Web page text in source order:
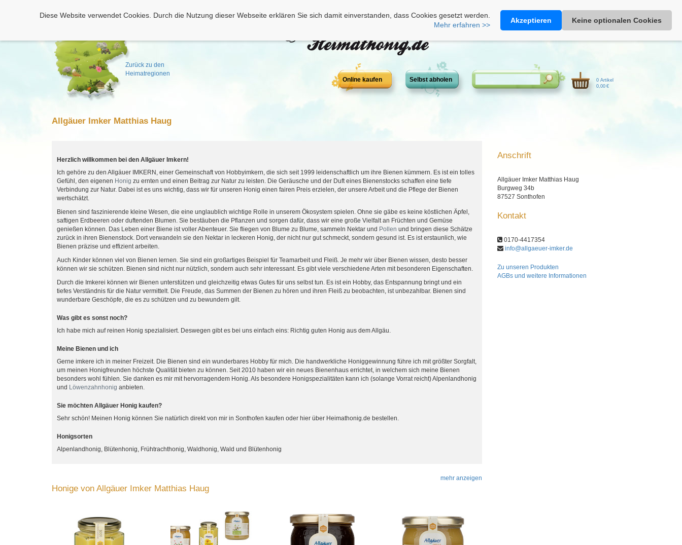
Zurück zu den
Heimatregionen
Heimathonig auf Facebook|Kunden-Login|Warenkorb
Diese Website verwendet Cookies. Durch die Nutzung dieser Webseite erklären Sie sich damit einverstanden, dass Cookies gesetzt werden.
Mehr erfahren >>
Akzeptieren Keine optionalen Cookies
Online kaufen Selbst abholen
0 Artikel
0,00 €
Allgäuer Imker Matthias Haug
Herzlich willkommen bei den Allgäuer Imkern!
Ich gehöre zu den Allgäuer IMKERN, einer Gemeinschaft von Hobbyimkern, die sich seit 1999 leidenschaftlich um ihre Bienen kümmern. Es ist ein tolles
Gefühl, den eigenen Honig zu ernten und einen Beitrag zur Natur zu leisten. Die Geräusche und der Duft eines Bienenstocks schaffen eine tiefe
Verbindung zur Natur. Dabei ist es uns wichtig, dass wir für unseren Honig einen fairen Preis erzielen, der unsere Arbeit und die Pflege der Bienen
wertschätzt.
Bienen sind faszinierende kleine Wesen, die eine unglaublich wichtige Rolle in unserem Ökosystem spielen. Ohne sie gäbe es keine köstlichen Äpfel,
saftigen Erdbeeren oder duftenden Blumen. Sie bestäuben die Pflanzen und sorgen dafür, dass wir eine große Vielfalt an Früchten und Gemüse
genießen können. Das Leben einer Biene ist voller Abenteuer. Sie fliegen von Blume zu Blume, sammeln Nektar und Pollen und bringen diese Schätze
zurück in ihren Bienenstock. Dort verwandeln sie den Nektar in leckeren Honig, der nicht nur gut schmeckt, sondern gesund ist. Es ist erstaunlich, wie
Bienen präzise und effizient arbeiten.
Auch Kinder können viel von Bienen lernen. Sie sind ein großartiges Beispiel für Teamarbeit und Fleiß. Je mehr wir über Bienen wissen, desto besser
können wir sie schützen. Bienen sind nicht nur nützlich, sondern auch sehr interessant. Es gibt viele verschiedene Arten mit besonderen Eigenschaften.
Durch die Imkerei können wir Bienen unterstützen und gleichzeitig etwas Gutes für uns selbst tun. Es ist ein Hobby, das Entspannung bringt und ein
tiefes Verständnis für die Natur vermittelt. Die Freude, das Summen der Bienen zu hören und ihren Fleiß zu beobachten, ist unbezahlbar. Bienen sind
wunderbare Geschöpfe, die es zu schützen und zu bewundern gilt.
Was gibt es sonst noch?
Ich habe mich auf reinen Honig spezialisiert. Deswegen gibt es bei uns einfach eins: Richtig guten Honig aus dem Allgäu.
Meine Bienen und ich
Gerne imkere ich in meiner Freizeit. Die Bienen sind ein wunderbares Hobby für mich. Die handwerkliche Honiggewinnung führe ich mit größter Sorgfalt,
um meinen Honigfreunden höchste Qualität bieten zu können. Seit 2010 haben wir ein neues Bienenhaus errichtet, in welchem sich meine Bienen
besonders wohl fühlen. Sie danken es mir mit hervorragendem Honig. Als besondere Honigspezialitäten kann ich (solange Vorrat reicht) Alpenlandhonig
und Löwenzahnhonig anbieten.
Sie möchten Allgäuer Honig kaufen?
Sehr schön! Meinen Honig können Sie natürlich direkt von mir in Sonthofen kaufen oder hier über Heimathonig.de bestellen.
Honigsorten
Alpenlandhonig, Blütenhonig, Frühtrachthonig, Waldhonig, Wald und Blütenhonig
mehr anzeigen
Honige von Allgäuer Imker Matthias Haug
Anschrift
Allgäuer Imker Matthias Haug
Burgweg 34b
87527 Sonthofen
Kontakt
0170-4417354
info@allgaeuer-imker.de
Zu unseren Produkten
AGBs und weitere Informationen